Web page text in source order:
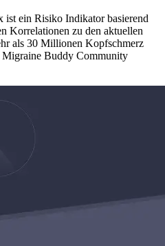
ist ein Risiko Indikator basierend
Korrelationen zu den aktuellen
als 30 Millionen Kopfschmerz
Migraine Buddy Community